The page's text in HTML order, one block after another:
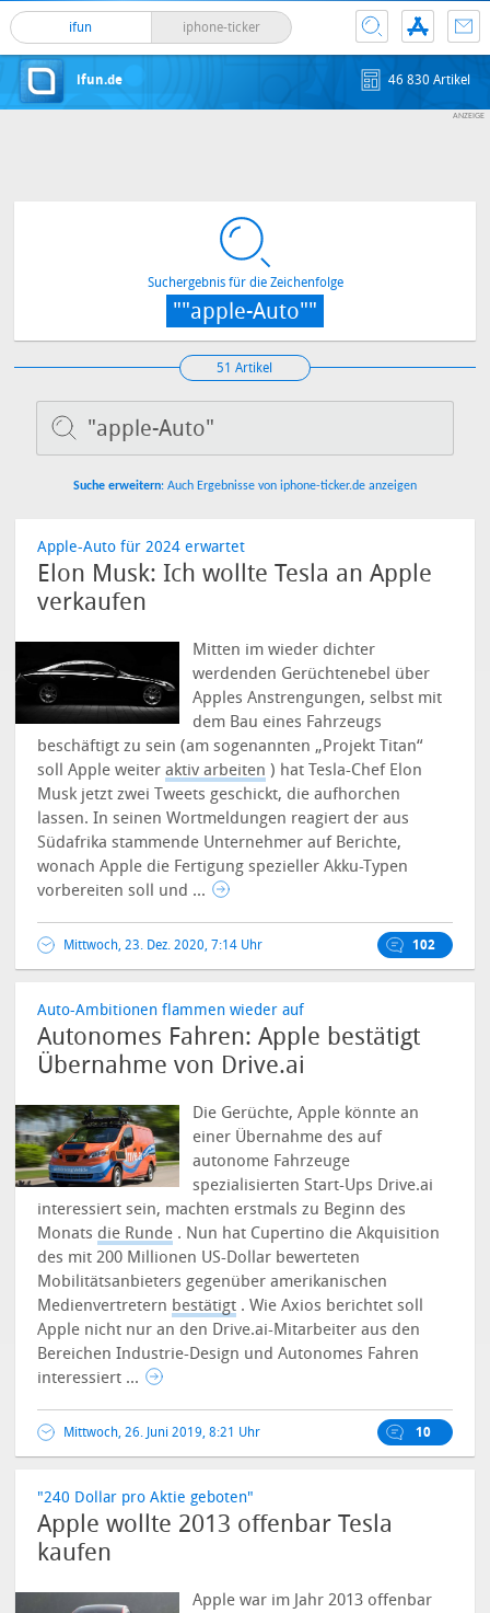
ifun iphone-ticker
ifun.de 46 830 Artikel
Suchergebnis für die Zeichenfolge
""apple-Auto""
51 Artikel
Suche erweitern: Auch Ergebnisse von iphone-ticker.de anzeigen
Apple-Auto für 2024 erwartet
Elon Musk: Ich wollte Tesla an Apple
verkaufen
Mitten im wieder dichter
werdenden Gerüchtenebel über
Apples Anstrengungen, selbst mit
dem Bau eines Fahrzeugs
beschäftigt zu sein (am sogenannten „Projekt Titan“
soll Apple weiteraktiv arbeiten ) hat Tesla-Chef Elon
Musk jetzt zwei Tweets geschickt, die aufhorchen
lassen. In seinen Wortmeldungen reagiert der aus
Südafrika stammende Unternehmer auf Berichte,
wonach Apple die Fertigung spezieller Akku-Typen
vorbereiten soll und ...
Mittwoch, 23. Dez. 2020, 7:14 Uhr 102
Auto-Ambitionen flammen wieder auf
Autonomes Fahren: Apple bestätigt
Übernahme von Drive.ai
Die Gerüchte, Apple könnte an
einer Übernahme des auf
autonome Fahrzeuge
spezialisierten Start-Ups Drive.ai
interessiert sein, machten erstmals zu Beginn des
Monats die Runde . Nun hat Cupertino die Akquisition
des mit 200 Millionen US-Dollar bewerteten
Mobilitätsanbieters gegenüber amerikanischen
Medienvertretern bestätigt . Wie Axios berichtet soll
Apple nicht nur an den Drive.ai-Mitarbeiter aus den
Bereichen Industrie-Design und Autonomes Fahren
interessiert ...
Mittwoch, 26. Juni 2019, 8:21 Uhr 10
"240 Dollar pro Aktie geboten"
Apple wollte 2013 offenbar Tesla
kaufen
Apple war im Jahr 2013 offenbar